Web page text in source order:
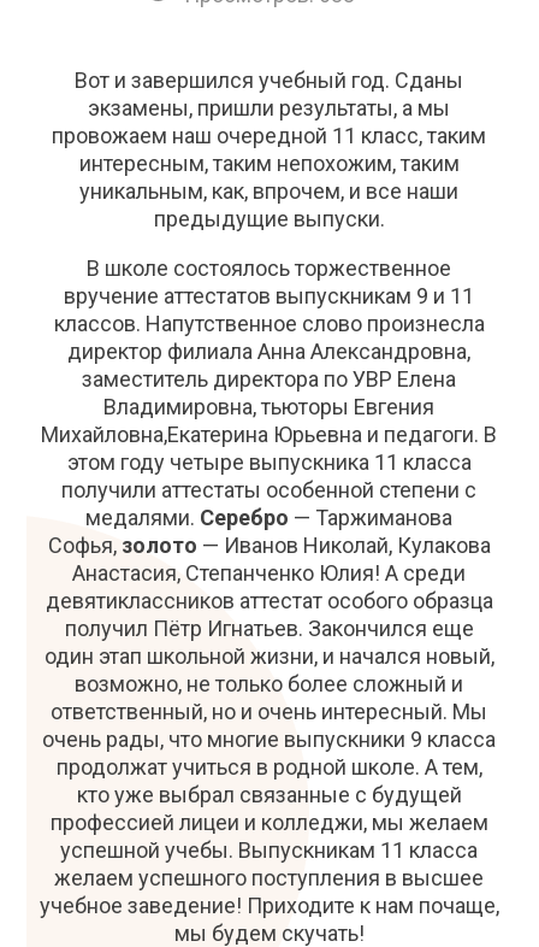
Вот и завершился учебный год. Сданы
экзамены, пришли результаты, а мы
провожаем наш очередной 11 класс, таким
интересным, таким непохожим, таким
уникальным, как, впрочем, и все наши
предыдущие выпуски.
В школе состоялось торжественное
вручение аттестатов выпускникам 9 и 11
классов. Напутственное слово произнесла
директор филиала Анна Александровна,
заместитель директора по УВР Елена
Владимировна, тьюторы Евгения
Михайловна,Екатерина Юрьевна и педагоги. В
этом году четыре выпускника 11 класса
получили аттестаты особенной степени с
медалями. Серебро — Таржиманова
Софья, золото — Иванов Николай, Кулакова
Анастасия, Степанченко Юлия! А среди
девятиклассников аттестат особого образца
получил Пётр Игнатьев. Закончился еще
один этап школьной жизни, и начался новый,
возможно, не только более сложный и
ответственный, но и очень интересный. Мы
очень рады, что многие выпускники 9 класса
продолжат учиться в родной школе. А тем,
кто уже выбрал связанные с будущей
профессией лицеи и колледжи, мы желаем
успешной учебы. Выпускникам 11 класса
желаем успешного поступления в высшее
учебное заведение! Приходите к нам почаще,
мы будем скучать!